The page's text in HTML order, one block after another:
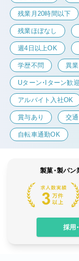
残業月20時間以下
残業ほぼなし
週4日以上OK
学歴不問 異
Uターン・Iターン歓迎
アルバイト入社OK
賞与あり 交
自転車通勤OK
製菓・製パ
採用